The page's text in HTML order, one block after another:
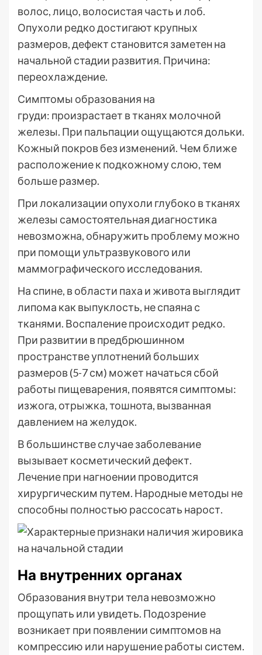
волос, лицо, волосистая часть и лоб.
Опухоли редко достигают крупных
размеров, дефект становится заметен на
начальной стадии развития. Причина:
переохлаждение.
Симптомы образования на
груди: произрастает в тканях молочной
железы. При пальпации ощущаются дольки.
Кожный покров без изменений. Чем ближе
расположение к подкожному слою, тем
больше размер.
При локализации опухоли глубоко в тканях
железы самостоятельная диагностика
невозможна, обнаружить проблему можно
при помощи ультразвукового или
маммографического исследования.
На спине, в области паха и живота выглядит
липома как выпуклость, не спаяна с
тканями. Воспаление происходит редко.
При развитии в предбрюшинном
пространстве уплотнений больших
размеров (5-7 см) может начаться сбой
работы пищеварения, появятся симптомы:
изжога, отрыжка, тошнота, вызванная
давлением на желудок.
В большинстве случае заболевание
вызывает косметический дефект.
Лечение при нагноении проводится
хирургическим путем. Народные методы не
способны полностью рассосать нарост.
На внутренних органах
Образования внутри тела невозможно
прощупать или увидеть. Подозрение
возникает при появлении симптомов на
компрессию или нарушение работы систем.